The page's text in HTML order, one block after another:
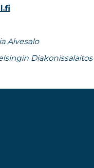
Alvesalo
Diakonissalaitos